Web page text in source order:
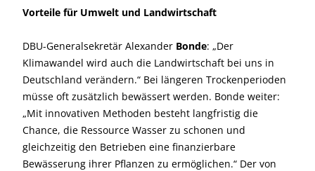
Vorteile für Umwelt und Landwirtschaft
DBU-Generalsekretär Alexander Bonde: „Der
Klimawandel wird auch die Landwirtschaft bei uns in
Deutschland verändern.“ Bei längeren Trockenperioden
müsse oft zusätzlich bewässert werden. Bonde weiter:
„Mit innovativen Methoden besteht langfristig die
Chance, die Ressource Wasser zu schonen und
gleichzeitig den Betrieben eine finanzierbare
Bewässerung ihrer Pflanzen zu ermöglichen.“ Der von